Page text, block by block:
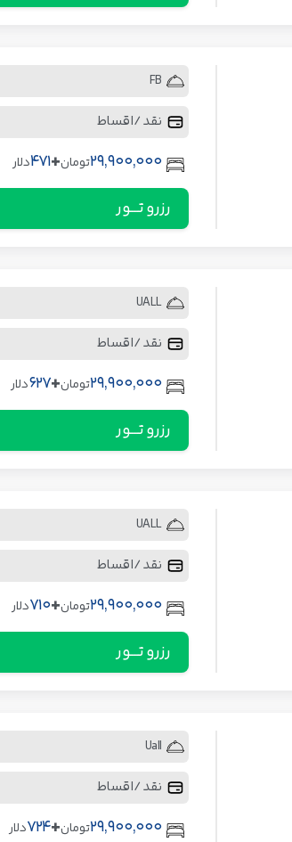
FB
نقد / اقساط
29,900,000تومان+
471دلار
رزرو تـــور
UALL
نقد / اقساط
29,900,000تومان+
627دلار
رزرو تـــور
UALL
نقد / اقساط
29,900,000تومان+
710دلار
رزرو تـــور
Uall
نقد / اقساط
29,900,000تومان+
724دلار